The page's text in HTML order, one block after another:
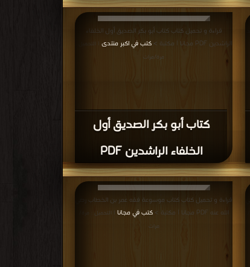
كتاب أبو بكر الصديق أول
الخلفاء الراشدين PDF
قراءة و تحميل كتاب كتاب أبو بكر الصديق أول الخلفاء
الراشدين PDF مجانا | مكتبة >
كتب في اكبر منتدى
| التحميل :
مرة/مرات
قراءة و تحميل كتاب كتاب موسوعة فقه عمر بن الخطاب رضي
الله عنه PDF مجانا | مكتبة >
كتب في مجانا | التحميل : مرة/
مرات